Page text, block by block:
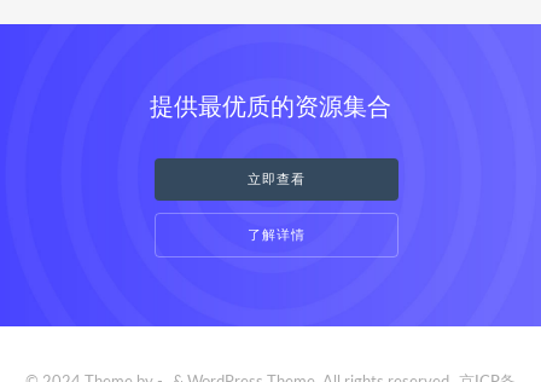
提供最优质的资源集合
立即查看
了解详情